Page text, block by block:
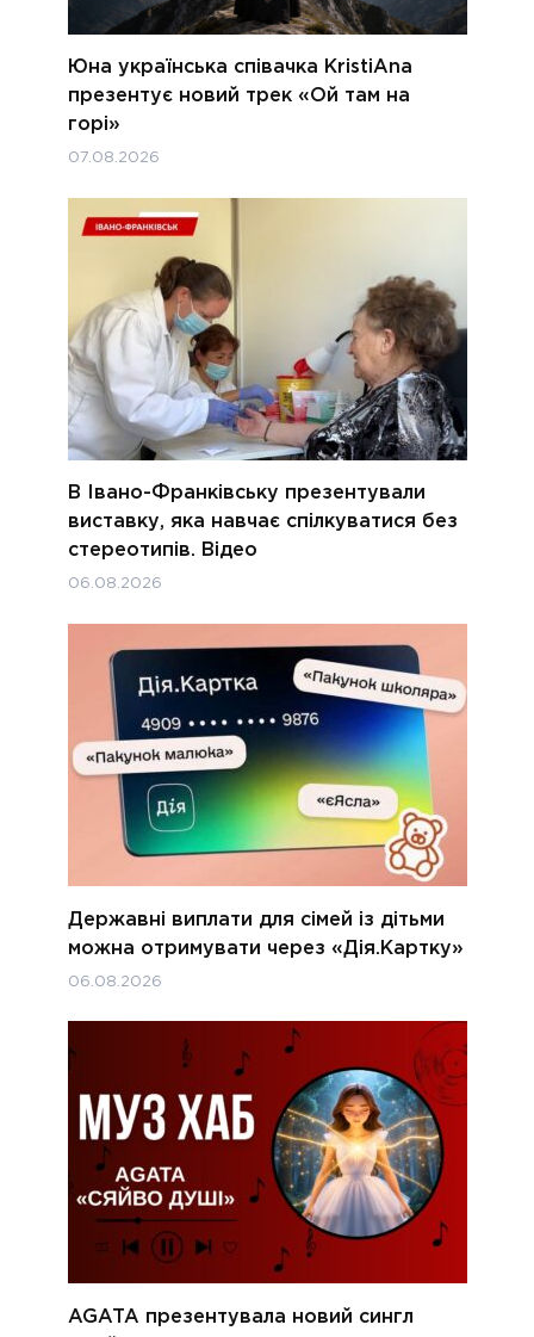
Юна українська співачка KristiAna
презентує новий трек «Ой там на
горі»
07.08.2026
В Івано-Франківську презентували
виставку, яка навчає спілкуватися без
стереотипів. Відео
06.08.2026
Державні виплати для сімей із дітьми
можна отримувати через «Дія.Картку»
06.08.2026
AGATA презентувала новий сингл